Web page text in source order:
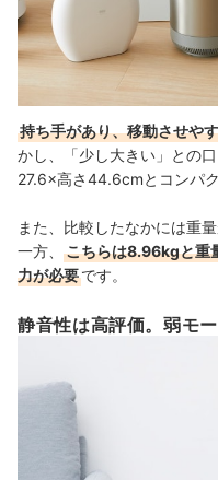
持ち手があり、移動させや
かし、「少し大きい」との
27.6×高さ44.6cmとコンパ
また、比較したなかには重
一方、
こちらは8.96kgと重
力が必要です。
静音性は高評価。弱モ